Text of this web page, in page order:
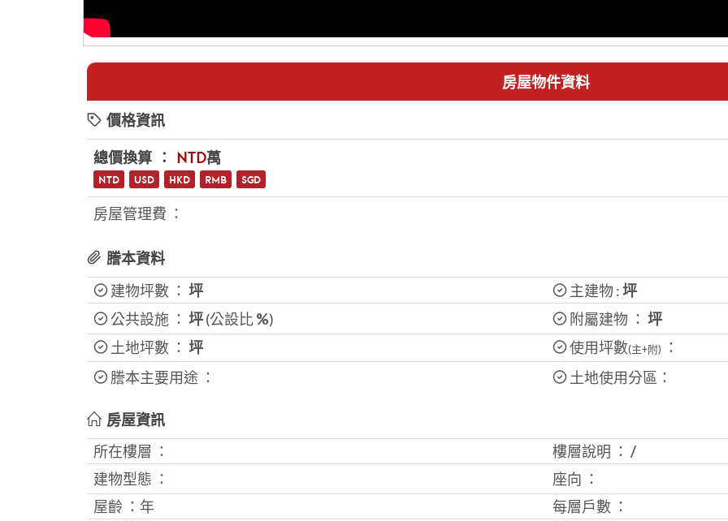
房屋物件資料
價格資訊
總價換算 ： NTD萬
NTD USD HKD RMB SGD
房屋管理費 ：
謄本資料
建物坪數 ： 坪 主建物 :坪
公共設施 ： 坪(公設比%) 附屬建物 ： 坪
土地坪數 ： 坪 使用坪數(主+附)
：
謄本主要用途 ：
土地使用分區：
房屋資訊
所在樓層 ： 樓層說明 ： /
建物型態 ：
座向 ：
屋齡 ： 年
每層戶數 ：